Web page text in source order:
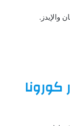
والإيدز.